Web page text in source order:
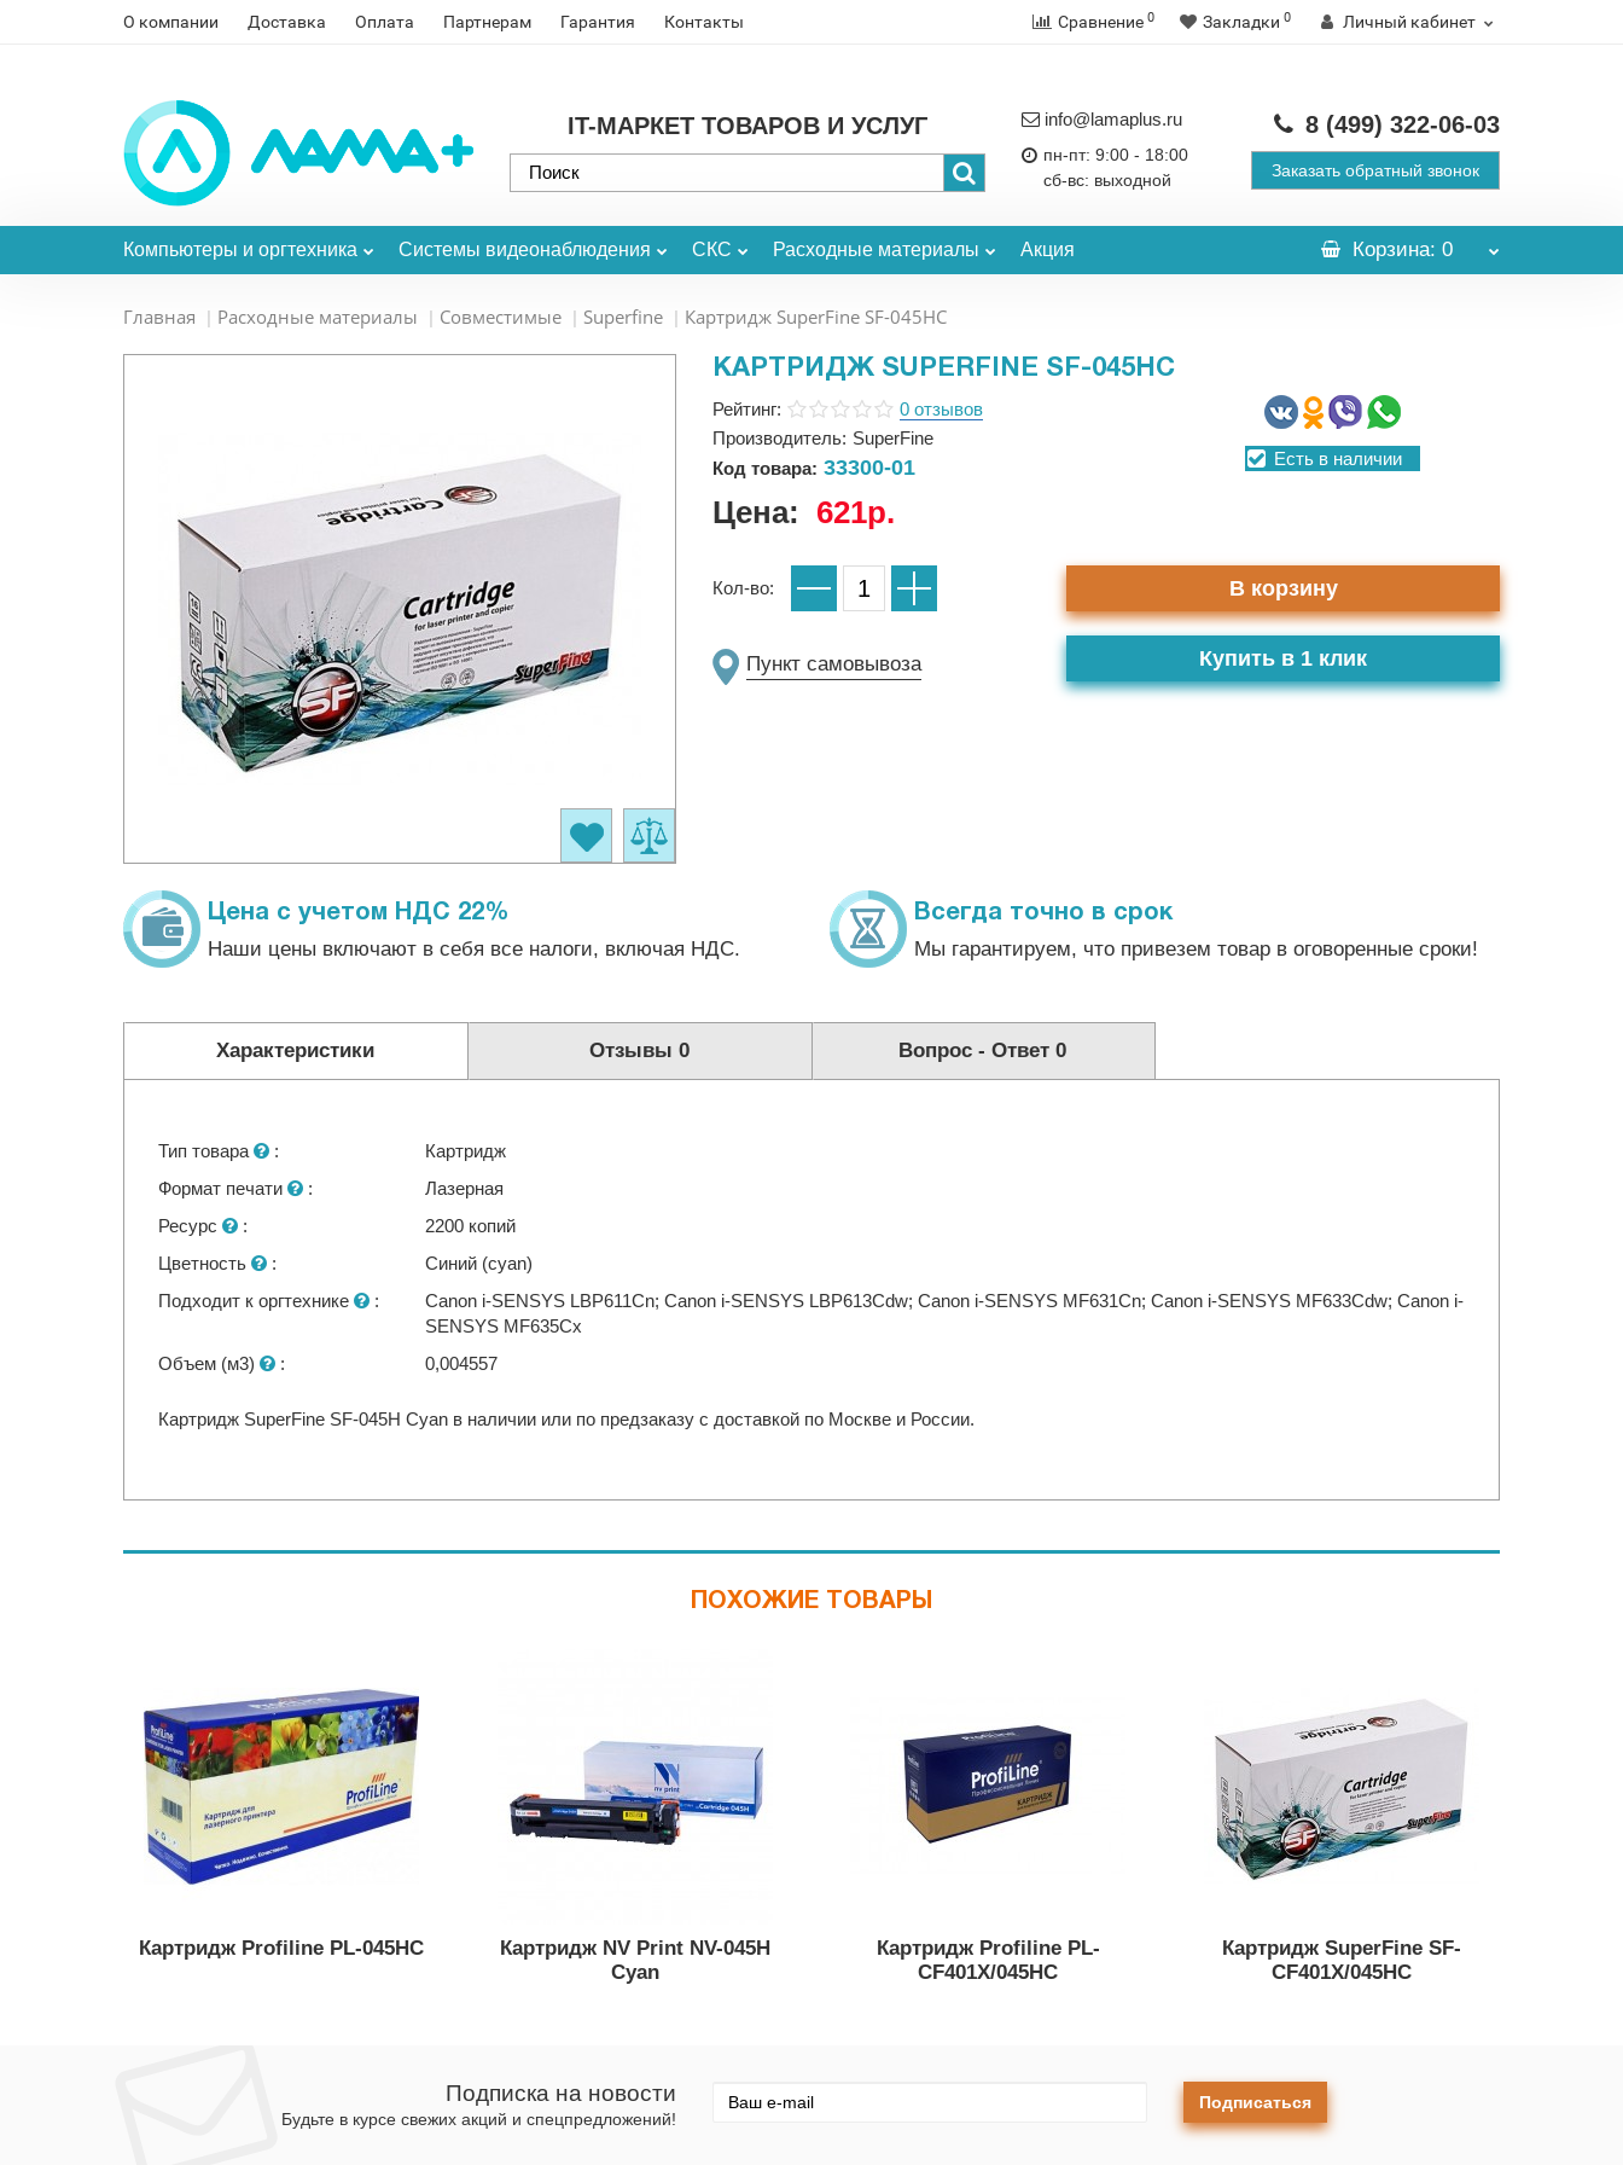
О компании Доставка Оплата Партнерам Гарантия Контакты Сравнение 0 Закладки 0 Личный кабинет
IT-МАРКЕТ ТОВАРОВ И УСЛУГ info@lamaplus.ru
пн-пт: 9:00 - 18:00
сб-вс: выходной
8 (499) 322-06-03
Заказать обратный звонок
Компьютеры и оргтехника Системы видеонаблюдения СКС Расходные материалы Акция Корзина: 0
Главная Расходные материалы Совместимые Superfine Картридж SuperFine SF-045HC
КАРТРИДЖ SUPERFINE SF-045HC
Рейтинг:
0 отзывов
Производитель: SuperFine
Код товара: 33300-01 Есть в наличии
Цена: 621р.
Кол-во: В корзину
Пункт самовывоза Купить в 1 клик
Цена с учетом НДС 22%
Наши цены включают в себя все налоги, включая НДС.
Всегда точно в срок
Мы гарантируем, что привезем товар в оговоренные сроки!
Характеристики Отзывы 0 Вопрос - Ответ0
Тип товара :
Картридж
Формат печати
:
Лазерная
Ресурс
:
2200 копий
Цветность
:
Синий (cyan)
Подходит к оргтехнике
:
Canon i-SENSYS LBP611Cn; Canon i-SENSYS LBP613Cdw; Canon i-SENSYS MF631Cn; Canon i-SENSYS MF633Cdw; Canon i-
SENSYS MF635Cx
Объем (м3)
: 0,004557
Картридж SuperFine SF-045H Cyan в наличии или по предзаказу с доставкой по Москве и России.
ПОХОЖИЕ ТОВАРЫ
Картридж Profiline PL-045HC
Картридж NV Print NV-045H
Cyan
Картридж Profiline PL-
CF401X/045HC
Картридж SuperFine SF-
CF401X/045HC
Подписка на новости
Будьте в курсе свежих акций и спецпредложений!
Подписаться